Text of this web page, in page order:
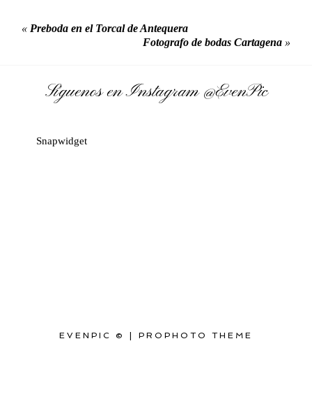
« Preboda en el Torcal de Antequera
Fotografo de bodas Cartagena »
Síguenos en Instagram@EvenPic
Snapwidget
EVENPIC © | PROPHOTO THEME